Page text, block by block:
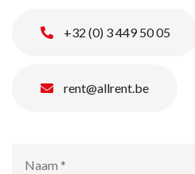
+32 (0) 3 449 50 05
rent@allrent.be